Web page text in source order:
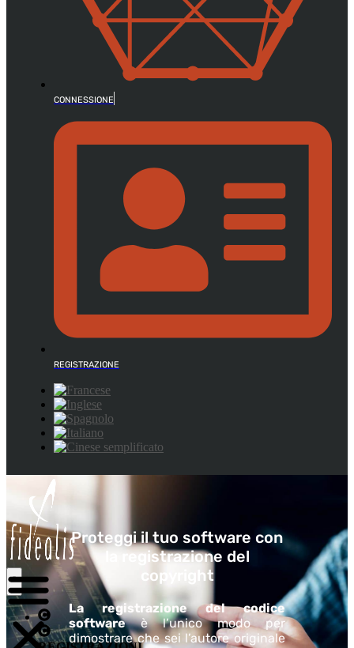
CONNESSIONE
REGISTRAZIONE
Proteggi il tuo software con
la registrazione del
copyright
La registrazione del codice
softwareè l’unico modo per
dimostrare che sei l’autore originale